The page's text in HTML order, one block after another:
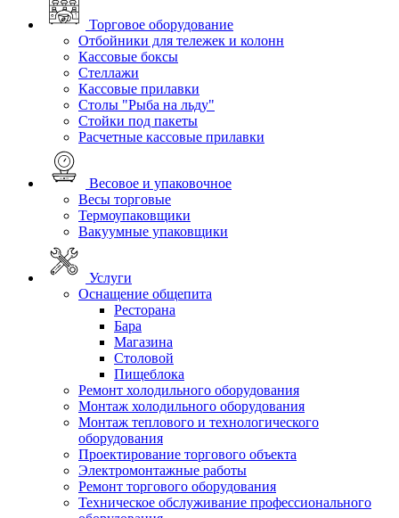
Торговое оборудование
Отбойники для тележек и колонн
Кассовые боксы
Стеллажи
Кассовые прилавки
Столы "Рыба на льду"
Стойки под пакеты
Расчетные кассовые прилавки
Весовое и упаковочное
Весы торговые
Термоупаковщики
Вакуумные упаковщики
Услуги
Оснащение общепита
Ресторана
Бара
Магазина
Столовой
Пищеблока
Ремонт холодильного оборудования
Монтаж холодильного оборудования
Монтаж теплового и технологического
оборудования
Проектирование торгового объекта
Электромонтажные работы
Ремонт торгового оборудования
Техническое обслуживание профессионального